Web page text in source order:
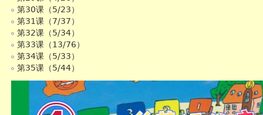
第30课（5/23）
第31课（7/37）
第32课（5/34）
第33课（13/76）
第34课（5/33）
第35课（5/44）